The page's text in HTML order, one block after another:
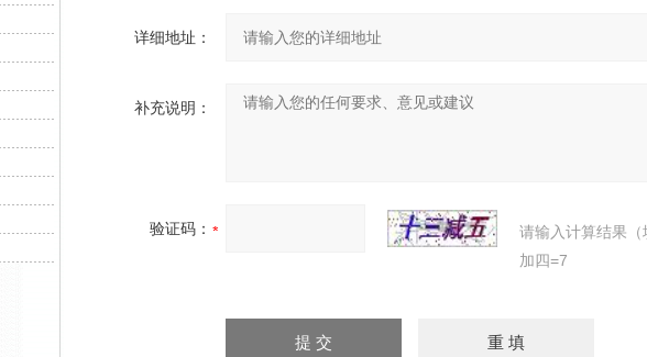
详细地址：
补充说明：
验证码：
请输入计算结果
加四=7